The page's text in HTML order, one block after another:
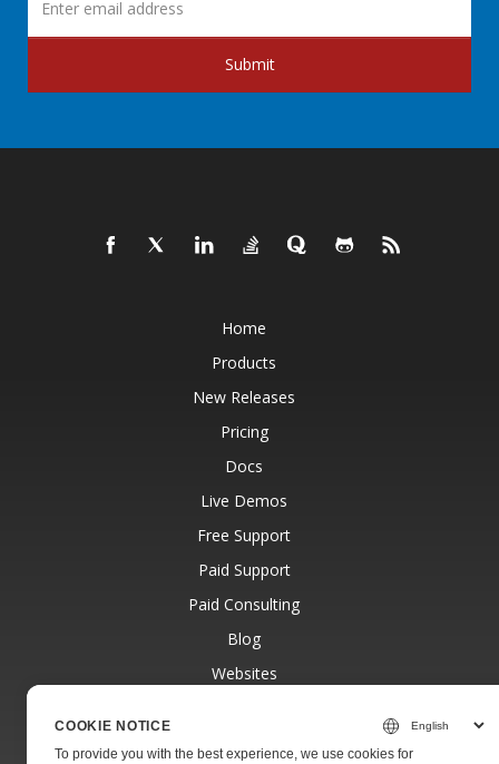
Submit
Home
Products
New Releases
Pricing
Docs
Live Demos
Free Support
Paid Support
Paid Consulting
Blog
Websites
COOKIE NOTICE
To provide you with the best experience, we use cookies for